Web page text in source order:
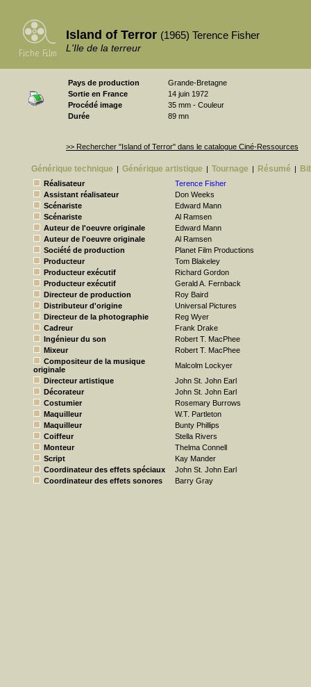
Island of Terror (1965) Terence Fisher
L'Ile de la terreur
Pays de production
Grande-Bretagne
Sortie en France
14 juin 1972
Procédé image
35 mm - Couleur
Durée
89 mn
>> Rechercher "Island of Terror" dans le catalogue Ciné-Ressources
Générique technique | Générique artistique | Tournage | Résumé |
Réalisateur
Terence Fisher
Assistant réalisateur
Don Weeks
Scénariste
Edward Mann
Scénariste
Al Ramsen
Auteur de l'oeuvre originale
Edward Mann
Auteur de l'oeuvre originale
Al Ramsen
Société de production
Planet Film Productions
Producteur
Tom Blakeley
Producteur exécutif
Richard Gordon
Producteur exécutif
Gerald A. Fernback
Directeur de production
Roy Baird
Distributeur d'origine
Universal Pictures
Directeur de la photographie
Reg Wyer
Cadreur
Frank Drake
Ingénieur du son
Robert T. MacPhee
Mixeur
Robert T. MacPhee
Compositeur de la musique
originale
Malcolm Lockyer
Directeur artistique
John St. John Earl
Décorateur
John St. John Earl
Costumier
Rosemary Burrows
Maquilleur
W.T. Partleton
Maquilleur
Bunty Phillips
Coiffeur
Stella Rivers
Monteur
Thelma Connell
Script
Kay Mander
Coordinateur des effets spéciaux
John St. John Earl
Coordinateur des effets sonores
Barry Gray